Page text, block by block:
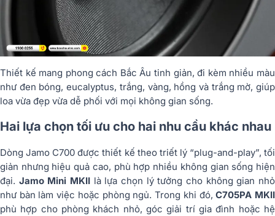
Thiết kế mang phong cách Bắc Âu tinh giản, đi kèm nhiều màu
như đen bóng, eucalyptus, trắng, vàng, hồng và trắng mờ, giúp
loa vừa đẹp vừa dễ phối với mọi không gian sống.
Hai lựa chọn tối ưu cho hai nhu cầu khác nhau
Dòng Jamo C700 được thiết kế theo triết lý “plug-and-play”, tối
giản nhưng hiệu quả cao, phù hợp nhiều không gian sống hiện
đại. Jamo Mini MKII là lựa chọn lý tưởng cho không gian nhỏ
như bàn làm việc hoặc phòng ngủ. Trong khi đó,C705PA MKII
phù hợp cho phòng khách nhỏ, góc giải trí gia đình hoặc hệ